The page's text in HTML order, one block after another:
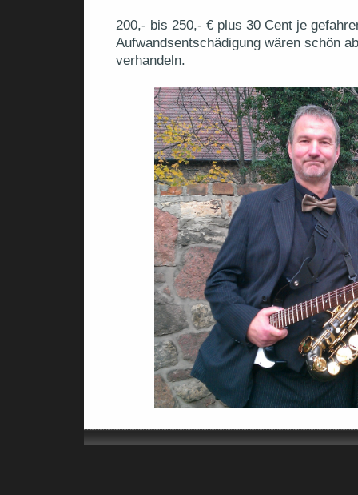
200,- bis 250,- € plus 30 Cent je
Aufwandsentschädigung wären schön
verhandeln.